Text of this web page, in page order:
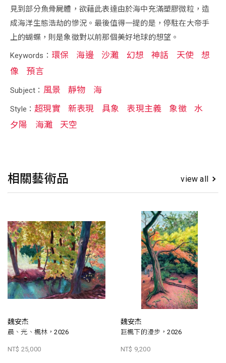
見到部分魚骨屍體，欲藉此表達由於海中充滿塑膠微粒，造
成海洋生態浩劫的慘況。最後值得一提的是，停駐在大帝手
上的蝴蝶，則是象徵對以前那個美好地球的想望。
Keywords： 環保 海邊 沙灘 幻想 神話 天使
想
像
預言
Subject： 風景 靜物 海
Style：超現實 新表現 具象 表現主義 象徵
水
夕陽
海灘 天空
相關藝術品 view all
魏安杰
晨、光、楓林，2026
NT$ 25,000
魏安杰
巨楓下的漫步，2026
NT$ 9,200